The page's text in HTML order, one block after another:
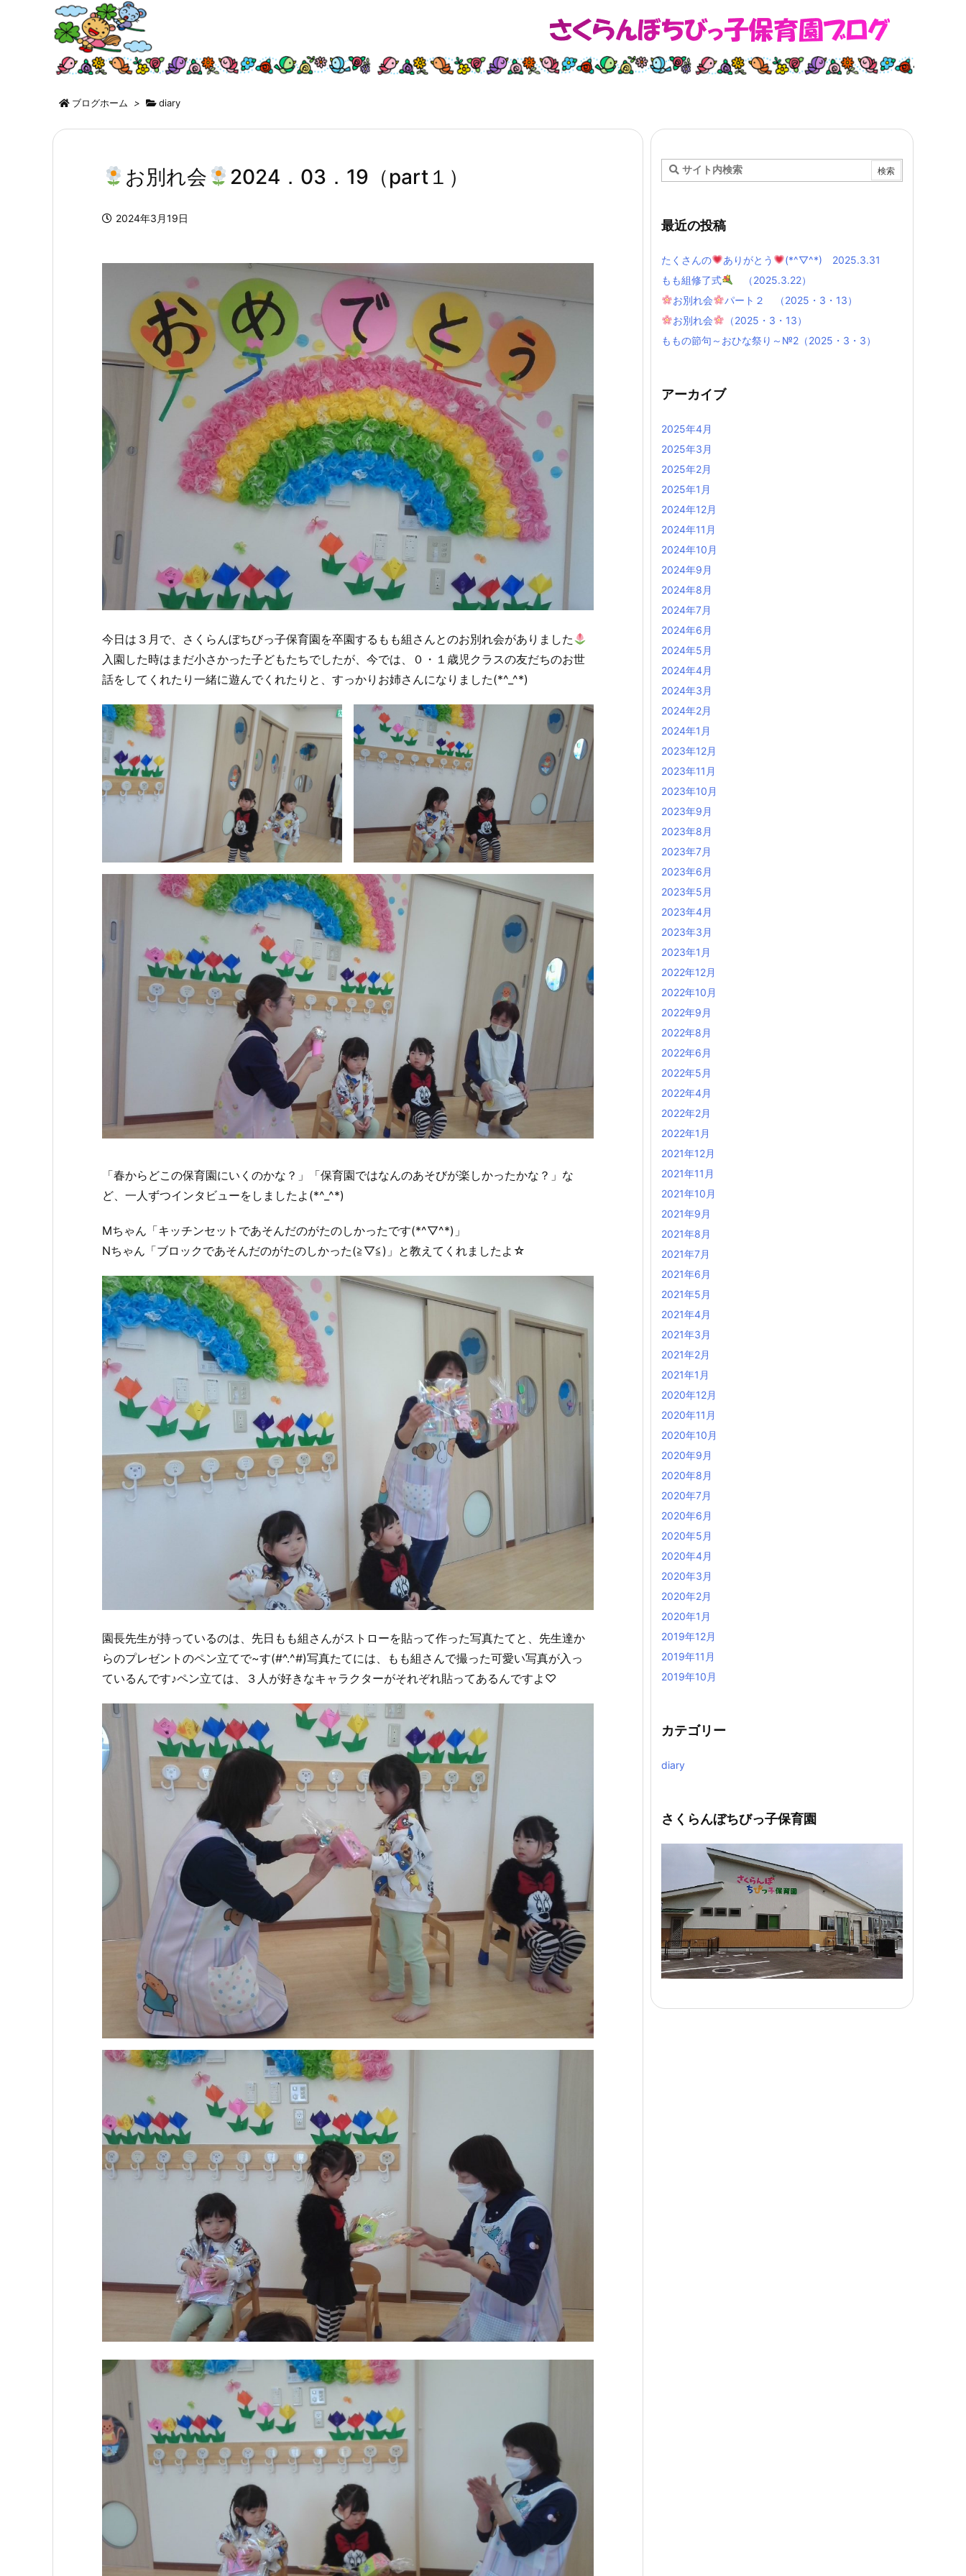
ブログホーム > diary
お別れ会 2024．03．19（part１）
2024年3月19日
今日は３月で、さくらんぼちびっ子保育園を卒園するもも組さんとのお別れ会がありました
入園した時はまだ小さかった子どもたちでしたが、今では、０・１歳児クラスの友だちのお世
話をしてくれたり一緒に遊んでくれたりと、すっかりお姉さんになりました(*^_^*)
「春からどこの保育園にいくのかな？」「保育園ではなんのあそびが楽しかったかな？」な
ど、一人ずつインタビューをしましたよ(*^_^*)
Mちゃん「キッチンセットであそんだのがたのしかったです(*^▽^*)」
Nちゃん「ブロックであそんだのがたのしかった(≧▽≦)」と教えてくれましたよ☆
園長先生が持っているのは、先日もも組さんがストローを貼って作った写真たてと、先生達か
らのプレゼントのペン立てで~す(#^.^#)写真たてには、もも組さんで撮った可愛い写真が入っ
ているんです♪ペン立ては、３人が好きなキャラクターがそれぞれ貼ってあるんですよ♡
最近の投稿
たくさんの ありがとう
(*^▽^*) 2025.3.31
もも組修了式
（2025.3.22）
お別れ会
パート２ （2025・3・13）
お別れ会
（2025・3・13）
ももの節句～おひな祭り～№2（2025・3・3）
アーカイブ
2025年4月
2025年3月
2025年2月
2025年1月
2024年12月
2024年11月
2024年10月
2024年9月
2024年8月
2024年7月
2024年6月
2024年5月
2024年4月
2024年3月
2024年2月
2024年1月
2023年12月
2023年11月
2023年10月
2023年9月
2023年8月
2023年7月
2023年6月
2023年5月
2023年4月
2023年3月
2023年1月
2022年12月
2022年10月
2022年9月
2022年8月
2022年6月
2022年5月
2022年4月
2022年2月
2022年1月
2021年12月
2021年11月
2021年10月
2021年9月
2021年8月
2021年7月
2021年6月
2021年5月
2021年4月
2021年3月
2021年2月
2021年1月
2020年12月
2020年11月
2020年10月
2020年9月
2020年8月
2020年7月
2020年6月
2020年5月
2020年4月
2020年3月
2020年2月
2020年1月
2019年12月
2019年11月
2019年10月
カテゴリー
diary
さくらんぼちびっ子保育園